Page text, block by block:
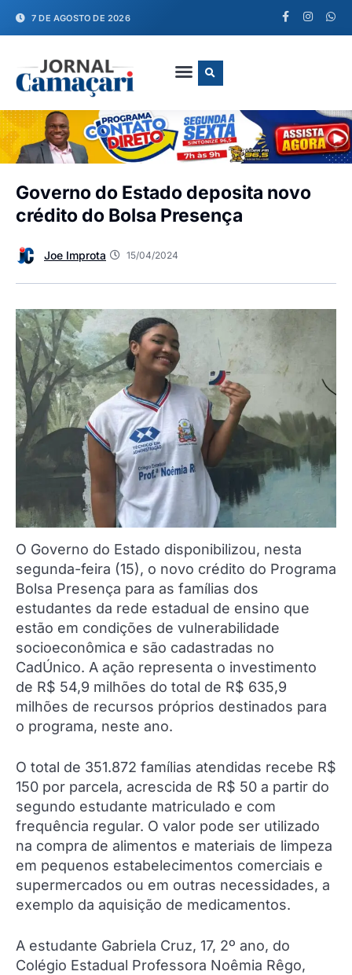
7 DE AGOSTO DE 2026
Governo do Estado deposita novo
crédito do Bolsa Presença
Joe Improta 15/04/2024
O Governo do Estado disponibilizou, nesta
segunda-feira (15), o novo crédito do Programa
Bolsa Presença para as famílias dos
estudantes da rede estadual de ensino que
estão em condições de vulnerabilidade
socioeconômica e são cadastradas no
CadÚnico. A ação representa o investimento
de R$ 54,9 milhões do total de R$ 635,9
milhões de recursos próprios destinados para
o programa, neste ano.
O total de 351.872 famílias atendidas recebe R$
150 por parcela, acrescida de R$ 50 a partir do
segundo estudante matriculado e com
frequência regular. O valor pode ser utilizado
na compra de alimentos e materiais de limpeza
em pequenos estabelecimentos comerciais e
supermercados ou em outras necessidades, a
exemplo da aquisição de medicamentos.
A estudante Gabriela Cruz, 17, 2º ano, do
Colégio Estadual Professora Noêmia Rêgo,